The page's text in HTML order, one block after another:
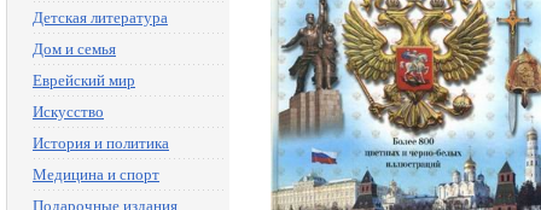
Детская литература
Дом и семья
Еврейский мир
Искусство
История и политика
Медицина и спорт
Подарочные издания